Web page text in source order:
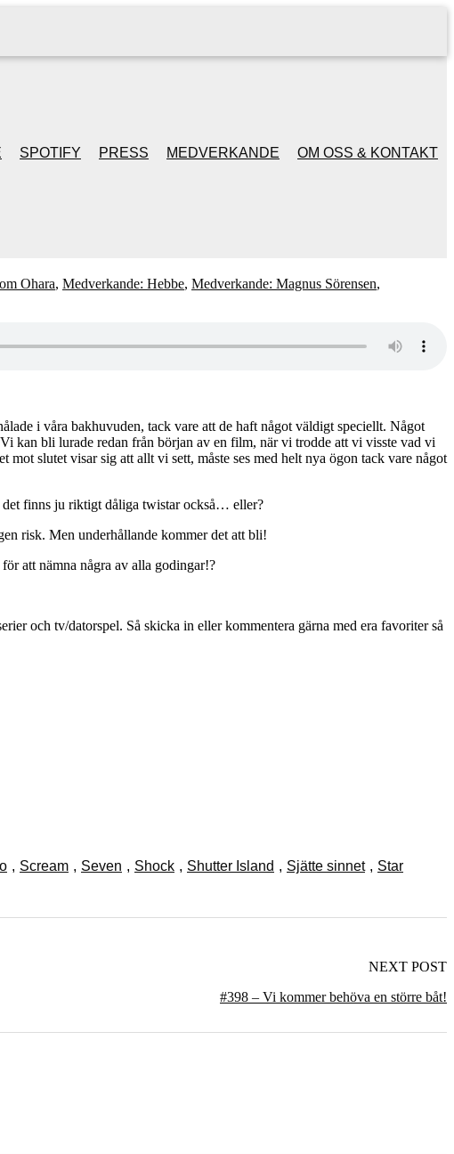
SPOTIFY PRESS MEDVERKANDE OM OSS & KONTAKT
Ohara, Medverkande: Hebbe, Medverkande: Magnus Sörensen,
i våra bakhuvuden, tack vare att de haft något väldigt speciellt. Något
kan bli lurade redan från början av en film, när vi trodde att vi visste vad vi
slutet visar sig att allt vi sett, måste ses med helt nya ögon tack vare något
det finns ju riktigt dåliga twistar också… eller?
risk. Men underhållande kommer det att bli!
att nämna några av alla godingar!?
och tv/datorspel. Så skicka in eller kommentera gärna med era favoriter så
, Scream , Seven , Shock , Shutter Island , Sjätte sinnet , Star
NEXT POST
#398 – Vi kommer behöva en större båt!